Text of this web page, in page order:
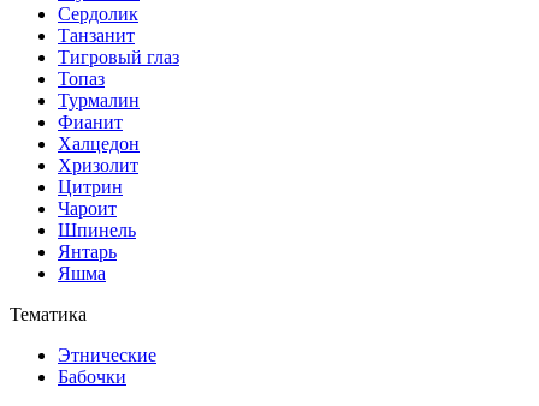
Сердолик
Танзанит
Тигровый глаз
Топаз
Турмалин
Фианит
Халцедон
Хризолит
Цитрин
Чароит
Шпинель
Янтарь
Яшма
Тематика
Этнические
Бабочки